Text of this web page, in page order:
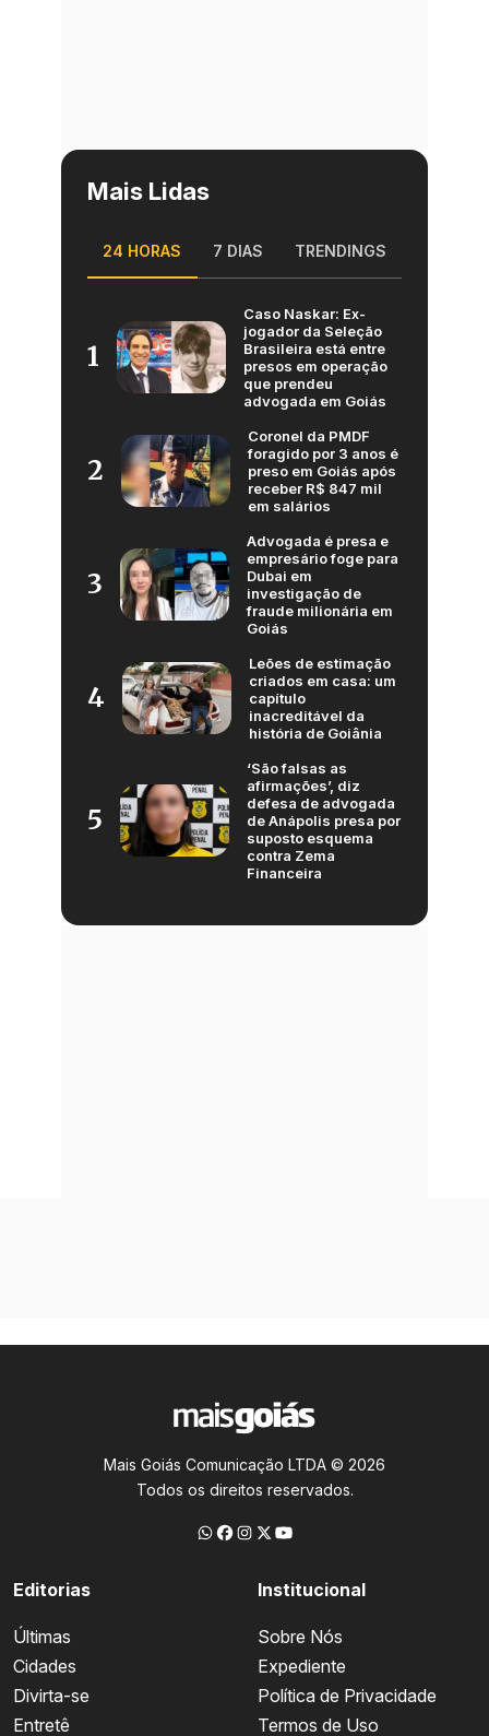
Mais Lidas
24 HORAS 7 DIAS TRENDINGS
1
Caso Naskar: Ex-
jogador da Seleção
Brasileira está entre
presos em operação
que prendeu
advogada em Goiás
2
Coronel da PMDF
foragido por 3 anos é
preso em Goiás após
receber R$ 847 mil
em salários
3
Advogada é presa e
empresário foge para
Dubai em
investigação de
fraude milionária em
Goiás
4
Leões de estimação
criados em casa: um
capítulo
inacreditável da
história de Goiânia
5
‘São falsas as
afirmações’, diz
defesa de advogada
de Anápolis presa por
suposto esquema
contra Zema
Financeira
Mais Goiás Comunicação LTDA © 2026
Todos os direitos reservados.
Editorias
Últimas
Cidades
Divirta-se
Entretê
Institucional
Sobre Nós
Expediente
Política de Privacidade
Termos de Uso